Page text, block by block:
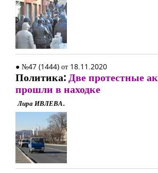
● №47 (1444) от 18.11.2020
Политика:Две протестные
прошли в находке
Лира ИВЛЕВА.